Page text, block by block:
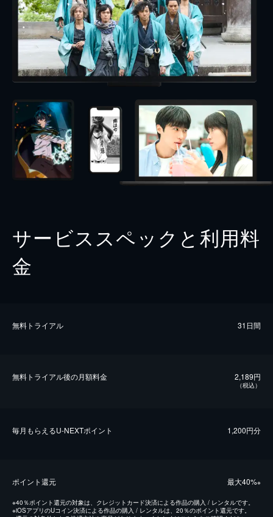
サービススペックと利用料
金
無料トライアル 31日間
無料トライアル後の⽉額料金 2,189円
（税込）
毎⽉もらえるU-NEXTポイント 1,200円分
ポイント還元 最⼤40%※
※40％ポイント還元の対象は、クレジットカード決済による作品の購入 / レンタルです。
※iOSアプリのUコイン決済による作品の購入 / レンタルは、20％のポイント還元です。